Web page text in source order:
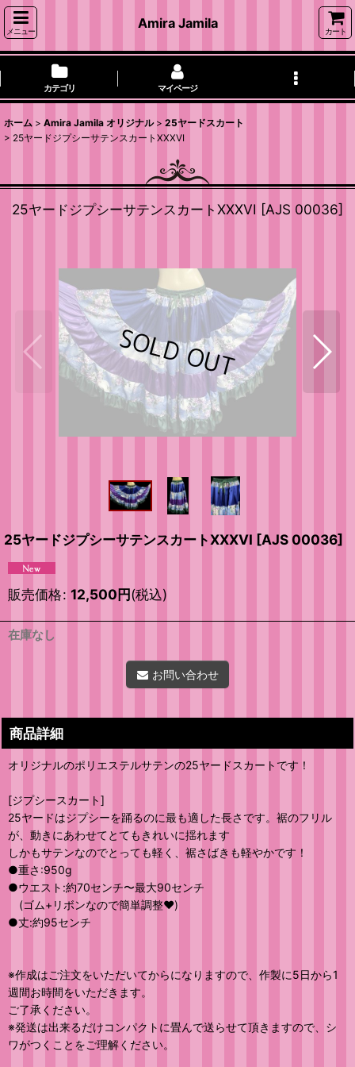
メニュー
Amira Jamila
カート
カテゴリ マイページ
ホーム > Amira Jamila オリジナル > 25ヤードスカート
> 25ヤードジプシーサテンスカートXXXVI
25ヤードジプシーサテンスカートXXXVI [AJS 00036]
25ヤードジプシーサテンスカートXXXVI [AJS 00036]
販売価格: 12,500円(税込)
在庫なし
お問い合わせ
商品詳細
オリジナルのポリエステルサテンの25ヤードスカートです！
[ジプシースカート]
25ヤードはジプシーを踊るのに最も適した長さです。裾のフリル
が、動きにあわせてとてもきれいに揺れます
しかもサテンなのでとっても軽く、裾さばきも軽やかです！
●重さ:950g
●ウエスト:約70センチ〜最大90センチ
(ゴム+リボンなので簡単調整❤️)
●丈:約95センチ
※作成はご注文をいただいてからになりますので、作製に5日から1
週間お時間をいただきます。
ご了承ください。
※発送は出来るだけコンパクトに畳んで送らせて頂きますので、シ
ワがつくことをご理解ください。